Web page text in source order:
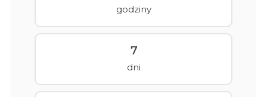
godziny
7
dni